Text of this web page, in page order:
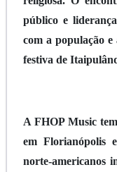
público e
com a população
festiva de
A FHOP Music
em Florianópolis
norte-americanos